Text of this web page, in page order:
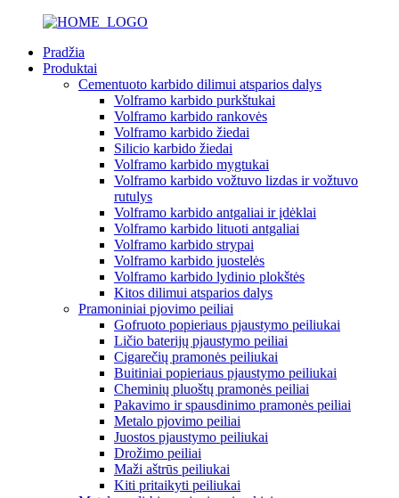
Pradžia
Produktai
Cementuoto karbido dilimui atsparios dalys
Volframo karbido purkštukai
Volframo karbido rankovės
Volframo karbido žiedai
Silicio karbido žiedai
Volframo karbido mygtukai
Volframo karbido vožtuvo lizdas ir vožtuvo
rutulys
Volframo karbido antgaliai ir įdėklai
Volframo karbido lituoti antgaliai
Volframo karbido strypai
Volframo karbido juostelės
Volframo karbido lydinio plokštės
Kitos dilimui atsparios dalys
Pramoniniai pjovimo peiliai
Gofruoto popieriaus pjaustymo peiliukai
Ličio baterijų pjaustymo peiliai
Cigarečių pramonės peiliukai
Buitiniai popieriaus pjaustymo peiliukai
Cheminių pluoštų pramonės peiliai
Pakavimo ir spausdinimo pramonės peiliai
Metalo pjovimo peiliai
Juostos pjaustymo peiliukai
Drožimo peiliai
Maži aštrūs peiliukai
Kiti pritaikyti peiliukai